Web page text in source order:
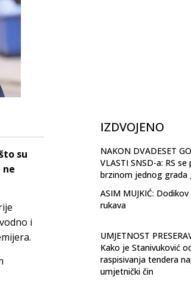
su
i
IZDVOJENO
NAKON DVADESET
VLASTI SNSD-a: RS se
brzinom jednog grada
ASIM MUJKIĆ: Dodikov
rukava
UMJETNOST
Kako je Stanivuković
raspisivanja tendera
umjetnički čin